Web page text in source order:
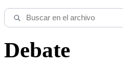
Debate